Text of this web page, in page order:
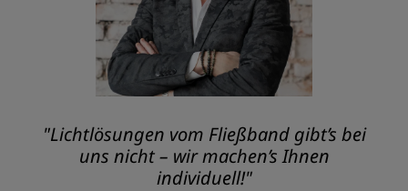
"Lichtlösungen vom Fließband gibt’s bei
uns nicht – wir machen’s Ihnen
individuell!"